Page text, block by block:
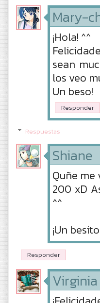
Mary-
¡Hola! ^^
sean
los veo
Un beso!
Responder
Respuestas
Shiane
Quñe
200 xD
^^
¡Un
Responder
Virginia